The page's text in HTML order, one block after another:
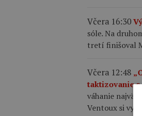
Včera 16:30
sóle. Na
tretí finišoval
Včera 12:48
taktizovanie
váhanie
Ventoux si